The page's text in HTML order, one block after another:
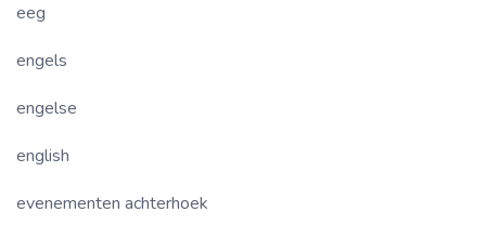
eeg
engels
engelse
english
evenementen achterhoek